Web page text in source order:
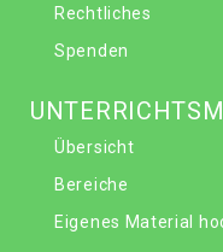
Rechtliches
Spenden
Übersicht
Bereiche
Eigenes Material